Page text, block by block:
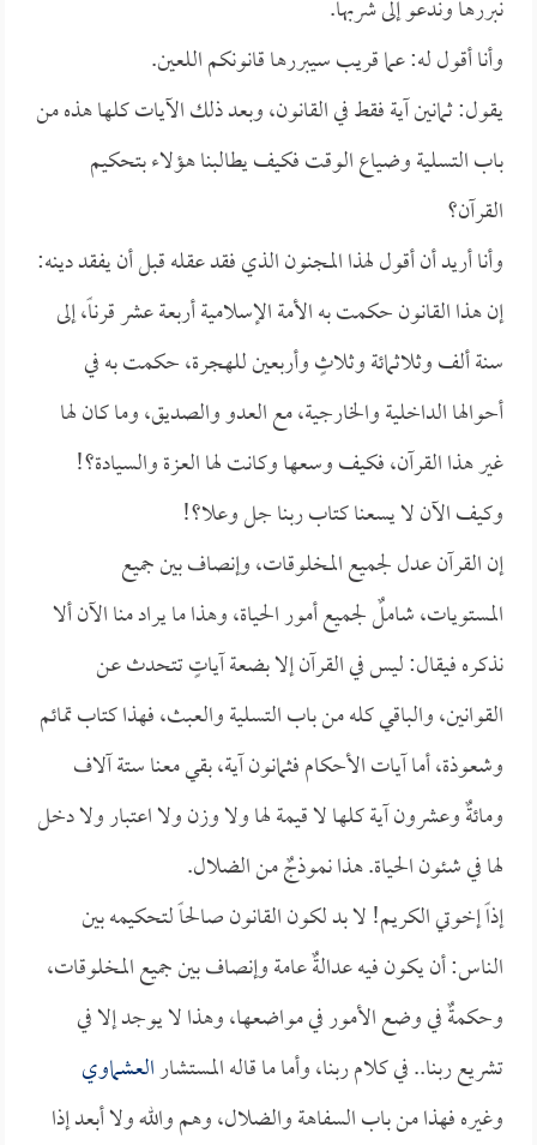
نبررها وندعو إلى شربها.
وأنا أقول له: عما قريب سيبررها قانونكم اللعين.
يقول: ثمانين آية فقط في القانون، وبعد ذلك الآيات كلها هذه من
باب التسلية وضياع الوقت فكيف يطالبنا هؤلاء بتحكيم
القرآن؟
وأنا أريد أن أقول لهذا المجنون الذي فقد عقله قبل أن يفقد دينه:
إن هذا القانون حكمت به الأمة الإسلامية أربعة عشر قرناً، إلى
سنة ألف وثلاثمائة وثلاثٍ وأربعين للهجرة، حكمت به في
أحوالها الداخلية والخارجية، مع العدو والصديق، وما كان لها
غير هذا القرآن، فكيف وسعها وكانت لها العزة والسيادة؟!
وكيف الآن لا يسعنا كتاب ربنا جل وعلا؟!
إن القرآن عدل لجميع المخلوقات، وإنصاف بين جميع
المستويات، شاملٌ لجميع أمور الحياة، وهذا ما يراد منا الآن ألا
نذكره فيقال: ليس في القرآن إلا بضعة آياتٍ تتحدث عن
القوانين، والباقي كله من باب التسلية والعبث، فهذا كتاب تمائم
وشعوذة، أما آيات الأحكام فثمانون آية، بقي معنا ستة آلاف
ومائةٌ وعشرون آية كلها لا قيمة لها ولا وزن ولا اعتبار ولا دخل
لها في شئون الحياة. هذا نموذجٌ من الضلال.
إذاً إخوتي الكريم! لا بد لكون القانون صالحاً لتحكيمه بين
الناس: أن يكون فيه عدالةٌ عامة وإنصاف بين جميع المخلوقات،
وحكمةٌ في وضع الأمور في مواضعها، وهذا لا يوجد إلا في
تشريع ربنا.. في كلام ربنا، وأما ما قاله المستشارالعشماوي
وغيره فهذا من باب السفاهة والضلال، وهم والله ولا أبعد إذا